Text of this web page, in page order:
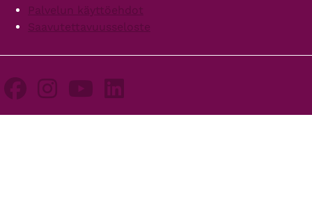
Palvelun käyttöehdot
Saavutettavuusseloste